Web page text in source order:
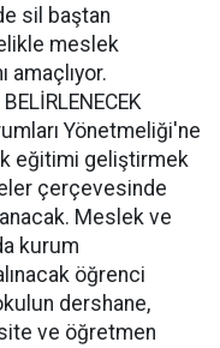
sil baştan
meslek
amaçlıyor.
Yönetmeliği'ne
eğitimi geliştirmek
çerçevesinde
Meslek ve
kurum
öğrenci
dershane,
ve öğretmen